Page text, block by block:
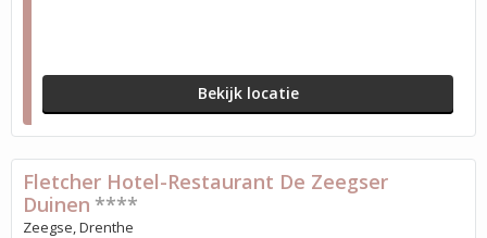
Bekijk locatie
Fletcher Hotel-Restaurant De Zeegser
Duinen ****
Zeegse, Drenthe